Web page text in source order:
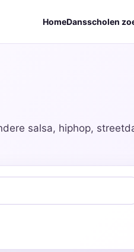
HomeDansscholen
salsa, hiphop,